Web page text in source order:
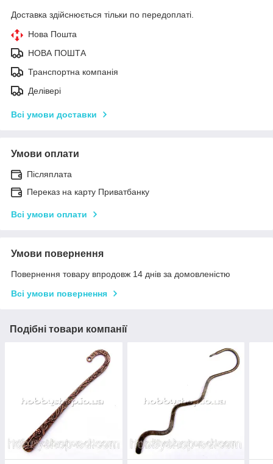
Доставка здійснюється тільки по передоплаті.
Нова Пошта
НОВА ПОШТА
Транспортна компанія
Делівері
Всі умови доставки
Умови оплати
Післяплата
Переказ на карту Приватбанку
Всі умови оплати
Умови повернення
Повернення товару впродовж 14 днів за домовленістю
Всі умови повернення
Подібні товари компанії